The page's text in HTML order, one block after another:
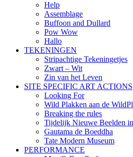
Help
Assemblage
Buffoon and Dullard
Pow Wow
Hallo
TEKENINGEN
Stripachtige Tekeningetjes
Zwart – Wit
Zin van het Leven
SITE SPECIFIC ART ACTIONS
Looking For
Wild Plakken aan de
Breaking the rules
Tijdelijk Nieuwe Beelden
Gautama de Boeddha
Tate Modern Museum
PERFORMANCE